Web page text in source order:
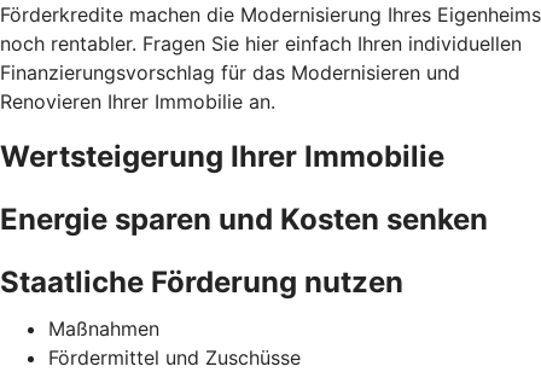
Förderkredite machen die Modernisierung Ihres Eigenheims
noch rentabler. Fragen Sie hier einfach Ihren individuellen
Finanzierungsvorschlag für das Modernisieren und
Renovieren Ihrer Immobilie an.
Wertsteigerung Ihrer Immobilie
Energie sparen und Kosten senken
Staatliche Förderung nutzen
Maßnahmen
Fördermittel und Zuschüsse